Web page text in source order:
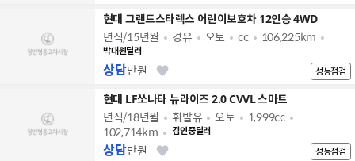
현대 그랜드스타렉스 어린이보호차 12인승 4WD
년식/15년월 경유 오토 cc 106,225km
박대원딜러
성능점검
상담만원
현대 LF쏘나타 뉴라이즈 2.0 CVVL 스마트
년식/18년월 휘발유 오토
1,999cc
102,714km
김인중딜러
성능점검
상담만원